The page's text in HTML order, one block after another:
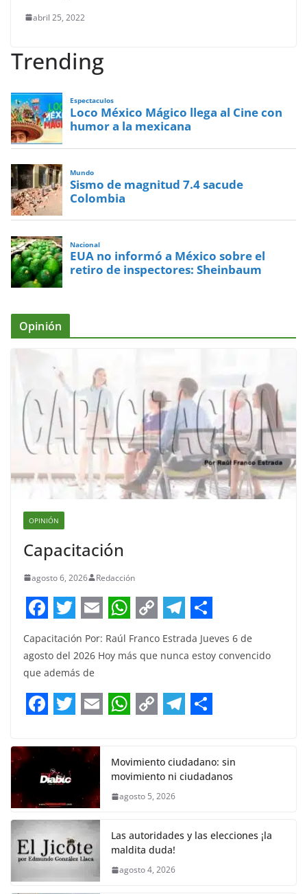
abril 25, 2022
Trending
Espectaculos
Loco México Mágico llega al Cine con
humor a la mexicana
Mundo
Sismo de magnitud 7.4 sacude
Colombia
Nacional
EUA no informó a México sobre el
retiro de inspectores: Sheinbaum
Opinión
OPINIÓN
Capacitación
agosto 6, 2026 Redacción
F
a
c
e
b
o
o
T
w
i
t
t
e
r
E
m
a
i
l
W
h
t
s
p
p
C
o
y
L
n
k
T
e
e
g
a
m
S
h
r
e
Capacitación Por: Raúl Franco Estrada Jueves 6 de
agosto del 2026 Hoy más que nunca estoy convencido
que además de
a
c
b
o
o
k
w
i
t
t
e
r
m
a
i
l
a
t
A
p
p
p
y
i
n
k
l
e
r
a
m
a
Movimiento ciudadano: sin
movimiento ni ciudadanos
agosto 5, 2026
Las autoridades y las elecciones ¡la
maldita duda!
agosto 4, 2026